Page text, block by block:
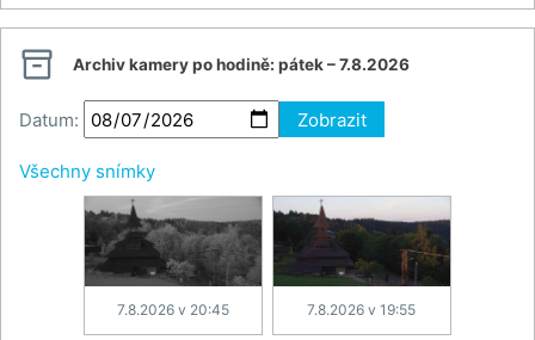
 Archiv kamery po hodině: pátek – 7.8.2026
Datum: Zobrazit
Všechny snímky
7.8.2026 v 20:45 7.8.2026 v 19:55